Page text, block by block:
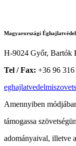
Magyarországi
H-9024 Győr, Bartók
Tel / Fax: +36 96 316
Amennyiben
támogassa
adományaival, illetve